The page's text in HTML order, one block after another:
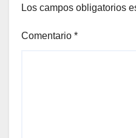
Los campos obligatorios
Comentario *